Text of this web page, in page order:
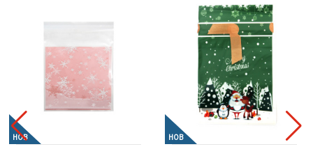
НОВ НОВ